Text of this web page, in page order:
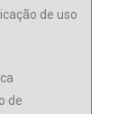
de uso
de